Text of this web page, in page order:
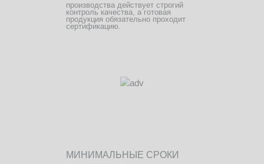
производства действует строгий
контроль качества, а готовая
продукция обязательно проходит
сертификацию.
МИНИМАЛЬНЫЕ СРОКИ